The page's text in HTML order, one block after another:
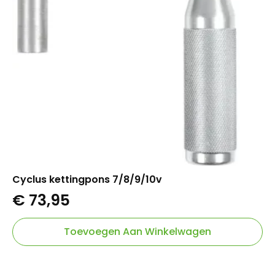
Cyclus kettingpons 7/8/9/10v
€ 73,95
Toevoegen Aan Winkelwagen